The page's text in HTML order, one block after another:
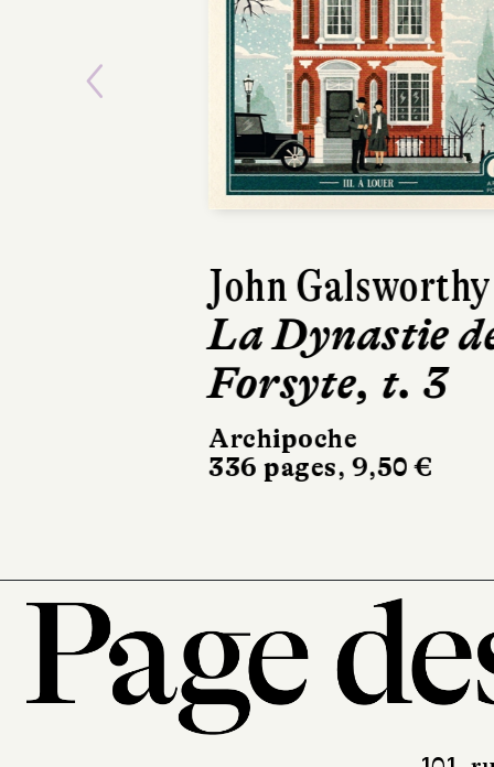
John Galsworthy
La Dynastie
Forsyte, t. 3
Archipoche
336 pages, 9,50 €
Previous